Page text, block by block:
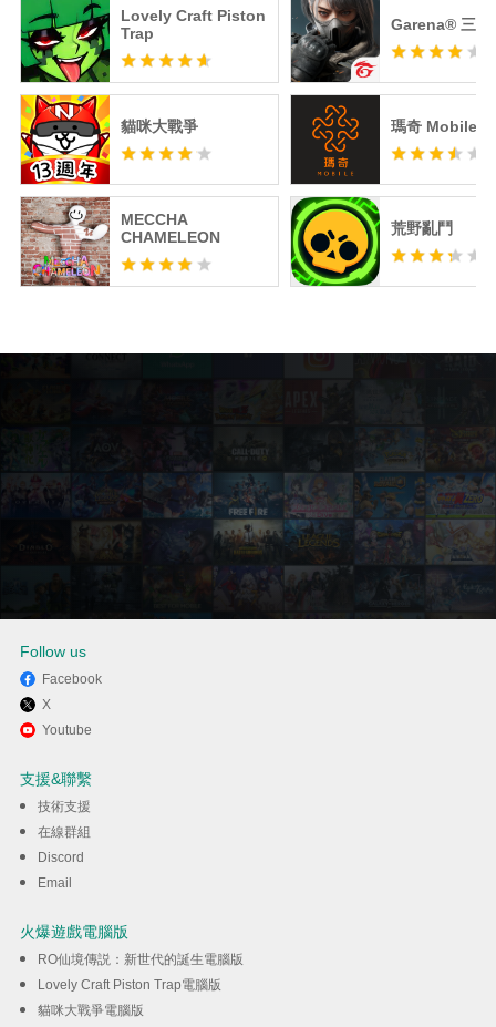
Lovely Craft Piston
Trap
貓咪大戰爭
MECCHA
CHAMELEON
Garena® 三角
瑪奇 Mobile
荒野亂鬥
透過逍遙享受在電腦上玩
Follow us
Facebook
X
Youtube
支援&聯繫
技術支援
在線群組
Discord
Email
火爆遊戲電腦版
RO仙境傳説：新世代的誕生電腦版
Lovely Craft Piston Trap電腦版
貓咪大戰爭電腦版